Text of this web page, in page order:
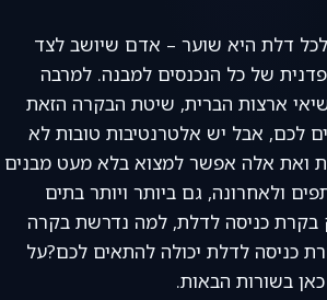
דלת היא שוער – אדם שיושב לצד
של כל הנכנסים למבנה. למרבה
ארצות הברית, שיטת הבקרה הזאת
לכם, אבל יש אלטרנטיבות טובות לא
ואת אלה אפשר למצוא בלא מעט מבנים
ולאחרונה, גם ביותר ויותר בתים
בקרת כניסה לדלת, למה נדרשת בקרה
כניסה לדלת יכולה להתאים לכם?על
בשורות הבאות.